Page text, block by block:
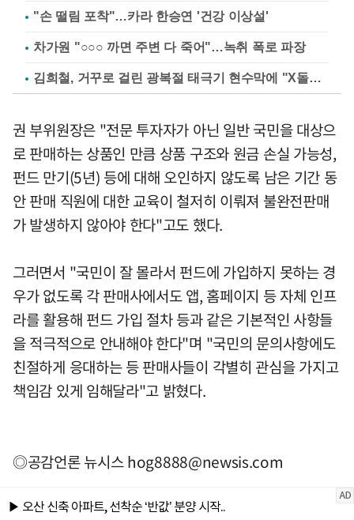
"손 떨림 포착"…카라 한승연 '건강 이상설'
차가원 "○○○ 까면 주변 다 죽어"…녹취 폭로 파장
김희철, 거꾸로 걸린 광복절 태극기 현수막에 "X돌았네"
권 부위원장은 "전문 투자자가 아닌 일반 국민을 대상으
로 판매하는 상품인 만큼 상품 구조와 원금 손실 가능성,
펀드 만기(5년) 등에 대해 오인하지 않도록 남은 기간 동
안 판매 직원에 대한 교육이 철저히 이뤄져 불완전판매
가 발생하지 않아야 한다"고도 했다.
그러면서 "국민이 잘 몰라서 펀드에 가입하지 못하는 경
우가 없도록 각 판매사에서도 앱, 홈페이지 등 자체 인프
라를 활용해 펀드 가입 절차 등과 같은 기본적인 사항들
을 적극적으로 안내해야 한다"며 "국민의 문의사항에도
친절하게 응대하는 등 판매사들이 각별히 관심을 가지고
책임감 있게 임해달라"고 밝혔다.
◎공감언론 뉴시스hog8888@newsis.com